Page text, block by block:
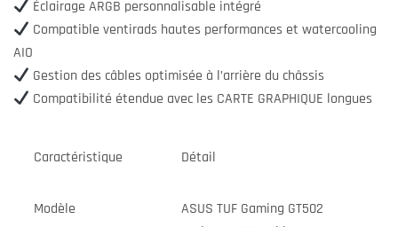
Éclairage ARGB personnalisable intégré
Compatible ventirads hautes performances et watercooling
AIO
Gestion des câbles optimisée à l’arrière du châssis
Compatibilité étendue avec les CARTE GRAPHIQUE longues
Caractéristique Détail
Modèle
ASUS TUF Gaming GT502